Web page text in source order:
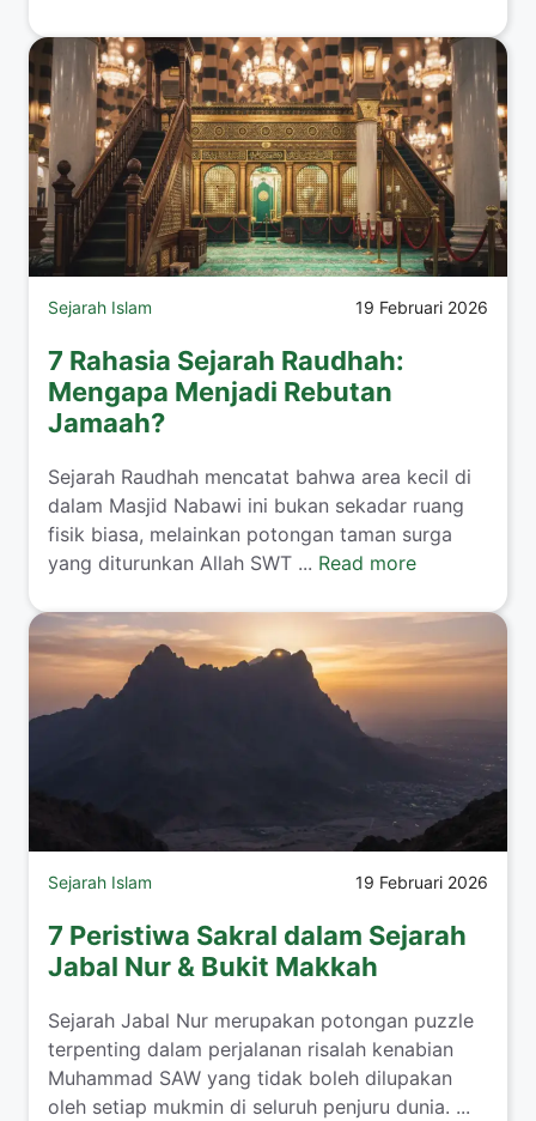
Sejarah Islam 19 Februari 2026
7 Rahasia Sejarah Raudhah:
Mengapa Menjadi Rebutan
Jamaah?
Sejarah Raudhah mencatat bahwa area kecil di
dalam Masjid Nabawi ini bukan sekadar ruang
fisik biasa, melainkan potongan taman surga
yang diturunkan Allah SWT ... Read more
Sejarah Islam 19 Februari 2026
7 Peristiwa Sakral dalam Sejarah
Jabal Nur & Bukit Makkah
Sejarah Jabal Nur merupakan potongan puzzle
terpenting dalam perjalanan risalah kenabian
Muhammad SAW yang tidak boleh dilupakan
oleh setiap mukmin di seluruh penjuru dunia. ...